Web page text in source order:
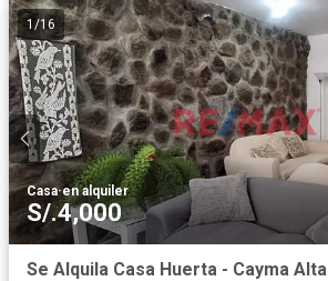
1/16
Casa·en alquiler
S/.4,000
Se Alquila Casa Huerta - Cayma Alta